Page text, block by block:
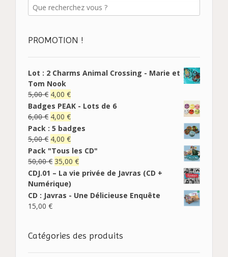
PROMOTION !
Lot : 2 Charms Animal Crossing - Marie et
Tom Nook
5,00€ 4,00 €
Badges PEAK - Lots de 6
6,00€ 4,00 €
Pack : 5 badges
5,00€ 4,00 €
Pack "Tous les CD"
50,00€ 35,00 €
CDJ.01 – La vie privée de Javras (CD +
Numérique)
CD : Javras - Une Délicieuse Enquête
15,00 €
Catégories des produits